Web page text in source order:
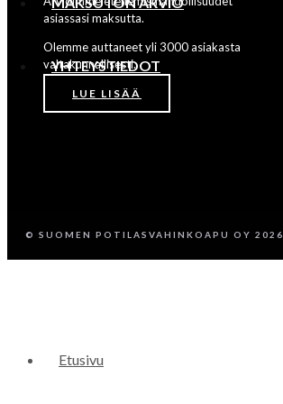
YHTEYSTIEDOT
asiassasi maksutta.
Olemme auttaneet yli 3000 asiakasta
valtakunnallisesti.
LUE LISÄÄ
© SUOMEN POTILASVAHINKOAPU OY 2026
Etusivu